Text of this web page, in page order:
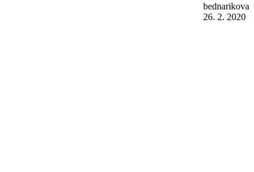
bednarikova
26. 2. 2020